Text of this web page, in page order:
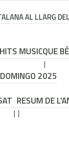
AL LLARG
MUSICQUE
2025
RESUM DE